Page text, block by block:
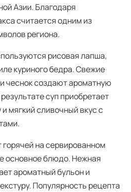
Азии. Благодаря
считается одним из
региона.
рисовая лапша,
куриного бедра. Свежие
чеснок создают ароматную
суп приобретает
мягкий сливочный вкус с
на сервированном
основное блюдо. Нежная
ароматный бульон и
Популярность рецепта